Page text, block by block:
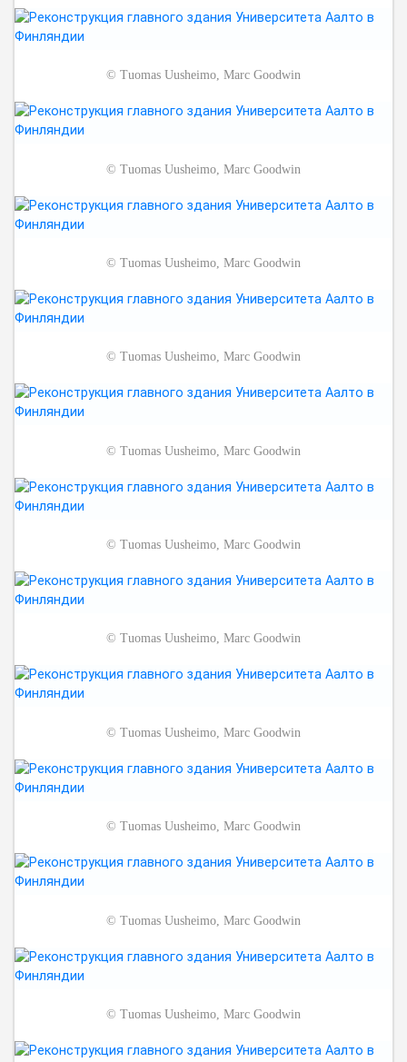
© Tuomas Uusheimo, Marc Goodwin
© Tuomas Uusheimo, Marc Goodwin
© Tuomas Uusheimo, Marc Goodwin
© Tuomas Uusheimo, Marc Goodwin
© Tuomas Uusheimo, Marc Goodwin
© Tuomas Uusheimo, Marc Goodwin
© Tuomas Uusheimo, Marc Goodwin
© Tuomas Uusheimo, Marc Goodwin
© Tuomas Uusheimo, Marc Goodwin
© Tuomas Uusheimo, Marc Goodwin
© Tuomas Uusheimo, Marc Goodwin